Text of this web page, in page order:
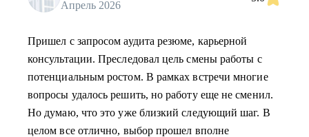
Апрель 2026
Пришел с запросом аудита резюме, карьерной
консультации. Преследовал цель смены работы с
потенциальным ростом. В рамках встречи многие
вопросы удалось решить, но работу еще не сменил.
Но думаю, что это уже близкий следующий шаг. В
целом все отлично, выбор прошел вполне